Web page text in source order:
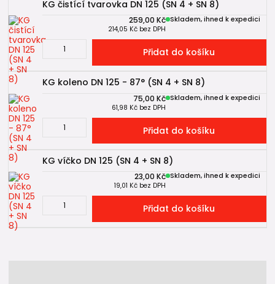
KG čistící tvarovka DN 125 (SN 4 + SN 8)
259,00 Kč
214,05 Kč bez DPH
Skladem, ihned k expedici
Přidat do košíku
KG koleno DN 125 - 87° (SN 4 + SN 8)
75,00 Kč
61,98 Kč bez DPH
Skladem, ihned k expedici
Přidat do košíku
KG víčko DN 125 (SN 4 + SN 8)
23,00 Kč
19,01 Kč bez DPH
Skladem, ihned k expedici
Přidat do košíku